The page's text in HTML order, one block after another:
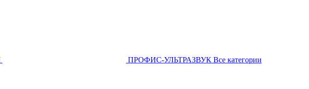
ПРОФИС-УЛЬТРАЗВУК Все категории